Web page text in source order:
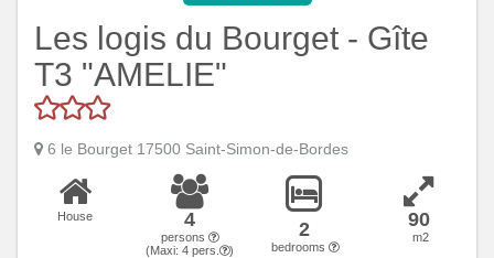
Les logis du Bourget - Gîte
T3 "AMELIE"
6 le Bourget 17500 Saint-Simon-de-Bordes
House 4
persons
(Maxi: 4 pers. )
2
bedrooms
90
m2